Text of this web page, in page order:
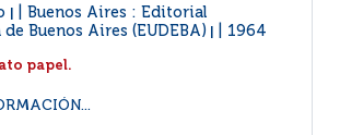
Buenos Aires : Editorial
Buenos Aires (EUDEBA)
1964
papel.